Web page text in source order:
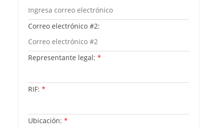
Correo electrónico #2:
Representante legal: *
RIF: *
Ubicación: *